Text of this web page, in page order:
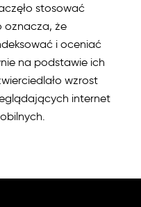
stosować
oznacza, że
i oceniać
na podstawie ich
wzrost
internet